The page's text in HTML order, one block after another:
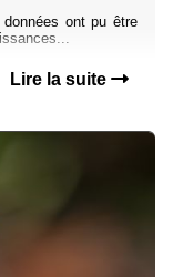
ont pu être
Lire la suite